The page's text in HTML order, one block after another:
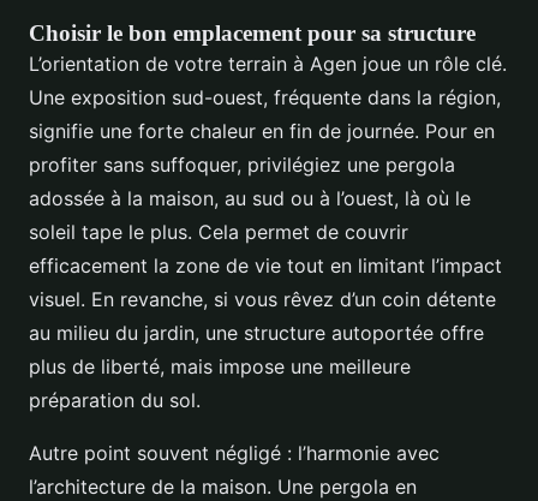
Choisir le bon emplacement pour sa structure
L’orientation de votre terrain à Agen joue un rôle clé.
Une exposition sud-ouest, fréquente dans la région,
signifie une forte chaleur en fin de journée. Pour en
profiter sans suffoquer, privilégiez une pergola
adossée à la maison, au sud ou à l’ouest, là où le
soleil tape le plus. Cela permet de couvrir
efficacement la zone de vie tout en limitant l’impact
visuel. En revanche, si vous rêvez d’un coin détente
au milieu du jardin, une structure autoportée offre
plus de liberté, mais impose une meilleure
préparation du sol.
Autre point souvent négligé : l’harmonie avec
l’architecture de la maison. Une pergola en